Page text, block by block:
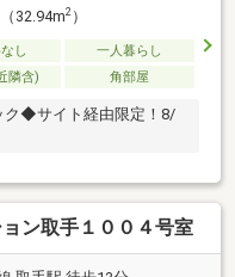
32.94m2）
し
一人暮らし
隣含) 角部屋
ク◆サイト経由限定！8/
ン取手１００４号室